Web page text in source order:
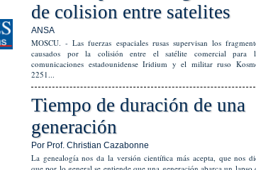
de colision entre satelites
ANSA
MOSCU. - Las fuerzas espaciales rusas supervisan los
causados por la colisión entre el satélite comercial para
comunicaciones estadounidense Iridium y el militar ruso
2251...
Tiempo de duración de una
generación
Por Prof. Christian Cazabonne
La genealogía nos da la versión científica más acepta, que nos